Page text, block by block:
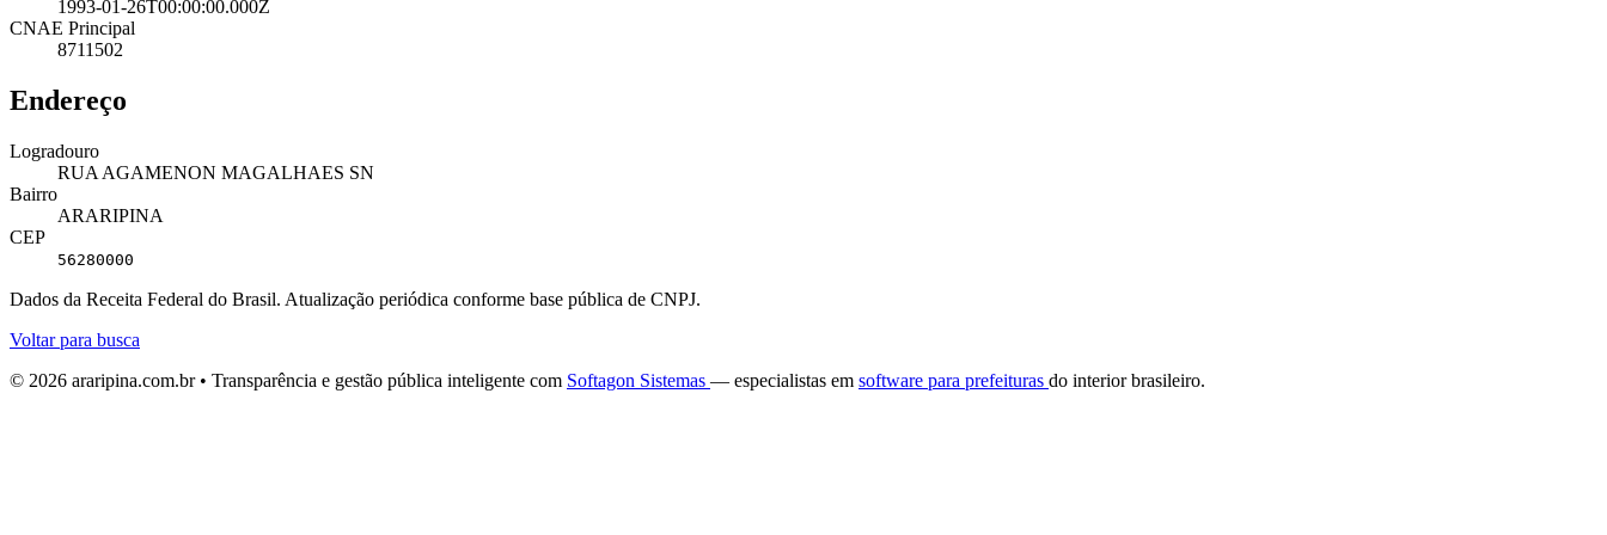
1993-01-26T00:00:00.000Z
CNAE Principal
8711502
Endereço
Logradouro
RUA AGAMENON MAGALHAES SN
Bairro
ARARIPINA
CEP
56280000
Dados da Receita Federal do Brasil. Atualização periódica conforme base pública de CNPJ.
Voltar para busca
© 2026 araripina.com.br • Transparência e gestão pública inteligente com Softagon Sistemas — especialistas em software para prefeituras do interior brasileiro.